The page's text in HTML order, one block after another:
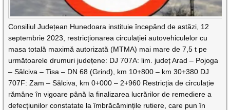
Consiliul Județean Hunedoara instituie începând de astăzi, 12
septembrie 2023, restricționarea circulației autovehiculelor cu
masa totală maximă autorizată (MTMA) mai mare de 7,5 t pe
următoarele drumuri județene: DJ 707A: lim. județ Arad – Pojoga
– Sălciva – Tisa – DN 68 (Grind), km 10+800 – km 30+380 DJ
707F: Zam – Sălciva, km 0+000 – 2+960 Restricția de circulație
rămâne în vigoare până la finalizarea lucrărilor de remediere a
defecțiunilor constatate la îmbrăcămințile rutiere, care pun în